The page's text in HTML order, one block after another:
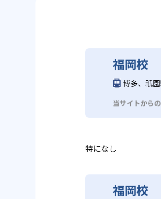
福岡校
博多、祇
当サイトから
特になし
福岡校